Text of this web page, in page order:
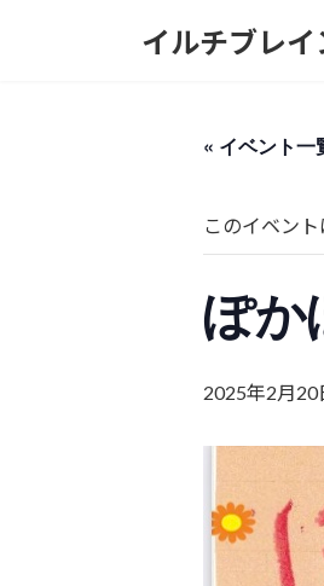
イルチブレ
« イベント一
このイベント
ぽか
2025年2月20